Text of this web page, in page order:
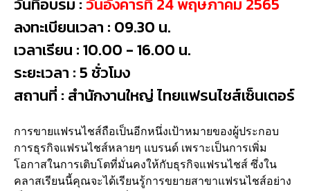
ลงทะเบียนเวลา : 09.30 น.
เวลาเรียน : 10.00 - 16.00 น.
ระยะเวลา : 5 ชั่วโมง
สถานที่ : สำนักงานใหญ่ ไทยแฟรนไชส์เซ็นเตอร์
การขายแฟรนไชส์ถือเป็นอีกหนึ่งเป้าหมายของผู้ประกอบ
การธุรกิจแฟรนไชส์หลายๆ แบรนด์ เพราะเป็นการเพิ่ม
โอกาสในการเติบโตที่มั่นคงให้กับธุรกิจแฟรนไชส์ ซึ่งใน
คลาสเรียนนี้คุณจะได้เรียนรู้การขยายสาขาแฟรนไชส์อย่าง